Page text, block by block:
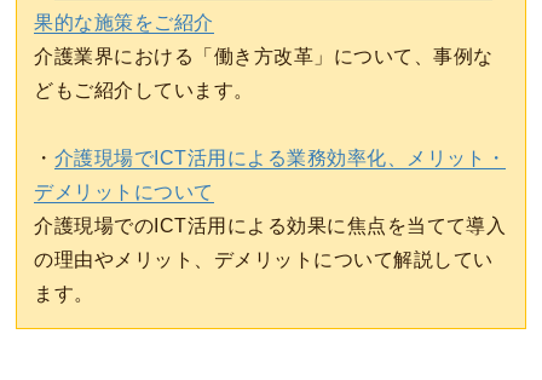
果的な施策をご紹介
介護業界における「働き方改革」について、事例な
どもご紹介しています。
・ 介護現場でICT活用による業務効率化、メリット・
デメリットについて
介護現場でのICT活用による効果に焦点を当てて導入
の理由やメリット、デメリットについて解説してい
ます。